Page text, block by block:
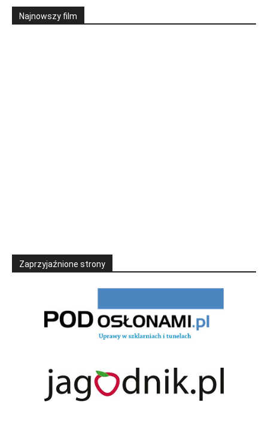
Najnowszy film
Zaprzyjaźnione strony